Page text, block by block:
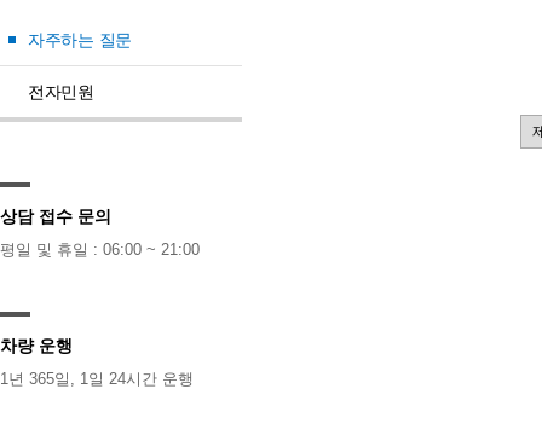
자주하는 질문
전자민원
상담 접수 문의
평일 및 휴일 : 06:00 ~ 21:00
차량 운행
1년 365일, 1일 24시간 운행